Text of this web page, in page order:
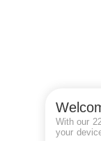
With our
your